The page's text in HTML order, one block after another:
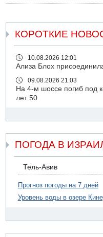
КОРОТКИЕ
10.08.2026 12:01
Ализа Блох
09.08.2026 21:03
На 4-м шоссе погиб под
лет 50
Сын экс-депутата от
09.08.2026 19:36
16-летний подросток
09.08.2026 19:13
16-летний подросток
Кешет (Верхняя Галилея)
Двое погибших при
ПОГОДА В
Тель-Авив
Прогноз погоды на 7 дней
Уровень воды в озере